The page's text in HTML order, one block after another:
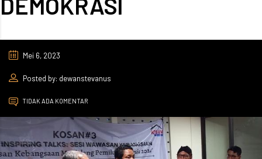
Mei 6, 2023
Posted by: dewanstevanus
TIDAK ADA KOMENTAR